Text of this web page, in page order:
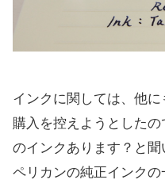
インクに関しては、他
購入を控えようとした
のインクあります？と
ペリカンの純正インクの